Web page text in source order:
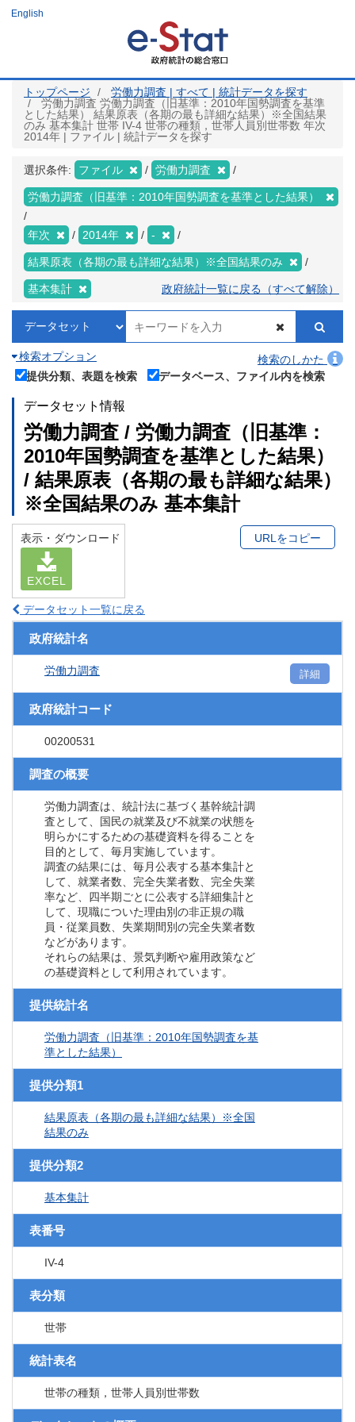
ツ
English
トップページ
労働力調査 | すべて | 統計データを探す
労働力調査 労働力調査（旧基準：2010年国勢調査を基準
とした結果） 結果原表（各期の最も詳細な結果）※全国結果
のみ 基本集計 世帯 IV-4 世帯の種類，世帯人員別世帯数 年次
2014年 | ファイル | 統計データを探す
選択条件: ファイル 労働力調査
労働力調査（旧基準：2010年国勢調査を基準とした結果）
年次 2014年 -
結果原表（各期の最も詳細な結果）※全国結果のみ
基本集計 政府統計一覧に戻る（すべて解除）
検索オプション
検索のしかた
提供分類、表題を検索
データベース、ファイル内を検索
データセット情報
労働力調査 / 労働力調査（旧基準：
2010年国勢調査を基準とした結果）
/ 結果原表（各期の最も詳細な結果）
※全国結果のみ 基本集計
表示・ダウンロード
EXCEL
URLをコピー
データセット一覧に戻る
政府統計名
労働力調査 詳細
政府統計コード
00200531
調査の概要
労働力調査は、統計法に基づく基幹統計調
査として、国民の就業及び不就業の状態を
明らかにするための基礎資料を得ることを
目的として、毎月実施しています。
調査の結果には、毎月公表する基本集計と
して、就業者数、完全失業者数、完全失業
率など、四半期ごとに公表する詳細集計と
して、現職についた理由別の非正規の職
員・従業員数、失業期間別の完全失業者数
などがあります。
それらの結果は、景気判断や雇用政策など
の基礎資料として利用されています。
提供統計名
労働力調査（旧基準：2010年国勢調査を基
準とした結果）
提供分類1
結果原表（各期の最も詳細な結果）※全国
結果のみ
提供分類2
基本集計
表番号
IV-4
表分類
世帯
統計表名
世帯の種類，世帯人員別世帯数